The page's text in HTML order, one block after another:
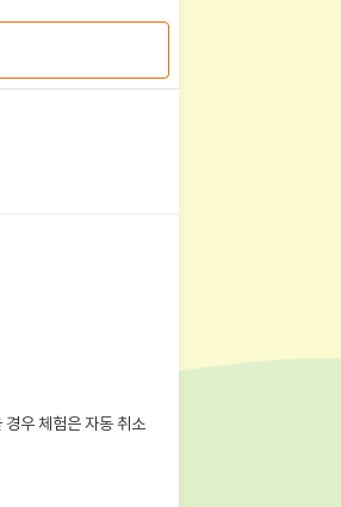
경우 체험은 자동 취소